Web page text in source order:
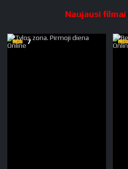
Naujausi filmai
7